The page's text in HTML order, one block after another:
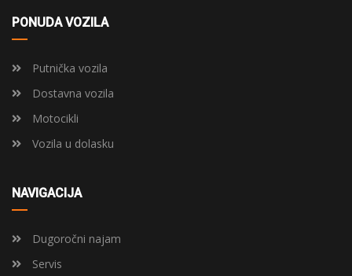
PONUDA VOZILA
Putnička vozila
Dostavna vozila
Motocikli
Vozila u dolasku
NAVIGACIJA
Dugoročni najam
Servis